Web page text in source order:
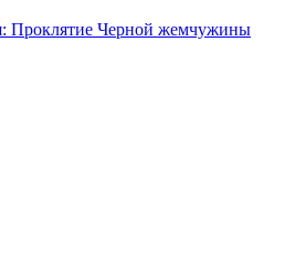
Проклятие Черной жемчужины